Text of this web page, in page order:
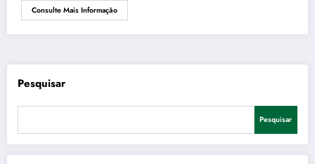
Consulte Mais Informação
Pesquisar
Pesquisar